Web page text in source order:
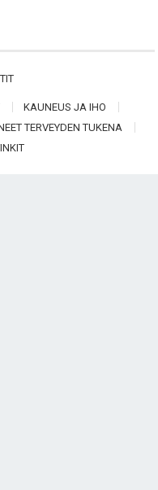
KAUNEUS JA IHO
TERVEYDEN TUKENA